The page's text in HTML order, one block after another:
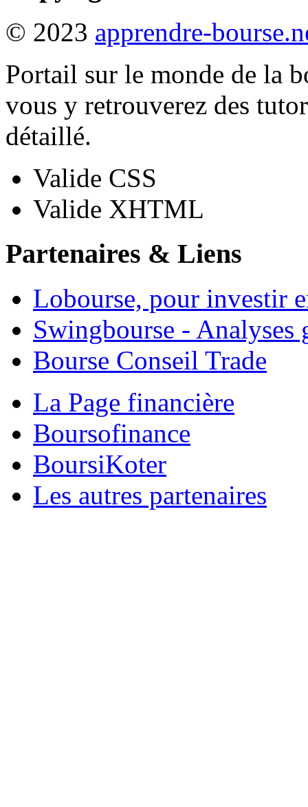
© 2023 apprendre-
Portail sur le monde de la
vous y retrouverez des
détaillé.
Valide CSS
Valide XHTML
Partenaires & Liens
Lobourse, pour investir
Swingbourse - Analyses
Bourse Conseil Trade
La Page financière
Boursofinance
BoursiKoter
Les autres partenaires